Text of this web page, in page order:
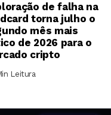
de falha na
torna julho o
mês mais
de 2026 para o
cripto
Leitura